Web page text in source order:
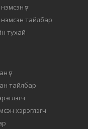
үг
тайлбар
тухай
үг
тайлбар
хэрэглэгч